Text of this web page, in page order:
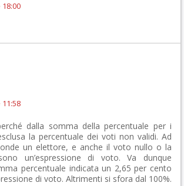
18:00
11:58
dalla somma della percentuale per i
la percentuale dei voti non validi. Ad
un elettore, e anche il voto nullo o la
un’espressione di voto. Va dunque
percentuale indicata un 2,65 per cento
di voto. Altrimenti si sfora dal 100%.